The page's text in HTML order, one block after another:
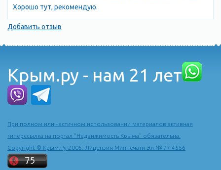
Хорошо тут, рекомендую.
Добавить отзыв
Крым.ру - нам 21 лет
При полном или частичном использовании материалов активная
гиперссылка на портал "Недвижимость Крыма" обязательна.
Copyright © Крым.Ру 2005. Лицензия Минпечати Эл № 77-4556